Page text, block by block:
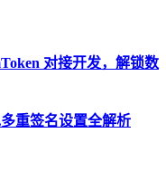
对接开发，解锁数
重签名设置全解析